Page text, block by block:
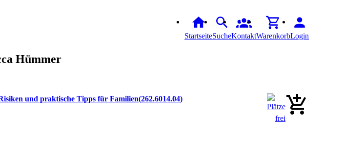
StartseiteSucheKontaktWarenkorbLogin
Hümmer
und praktische Tipps für Familien 262.6014.04